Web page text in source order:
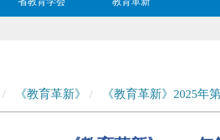
《教育革新》 《教育革新》2025年